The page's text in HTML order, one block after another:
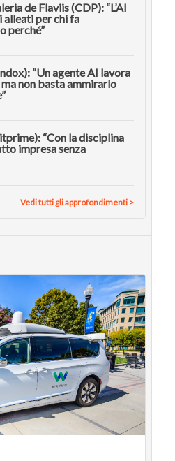
de Flaviis (CDP): “L’AI
alleati per chi fa
perché”
“Un agente AI lavora
non basta ammirarlo
“Con la disciplina
impresa senza
Vedi tutti gli approfondimenti >